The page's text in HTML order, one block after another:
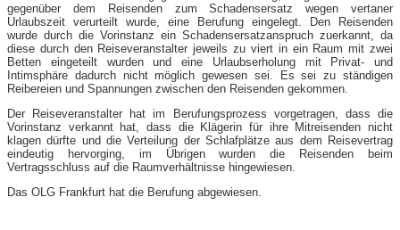
gegenüber dem Reisenden zum Schadensersatz wegen vertaner
Urlaubszeit verurteilt wurde, eine Berufung eingelegt. Den Reisenden
wurde durch die Vorinstanz ein Schadensersatzanspruch zuerkannt, da
diese durch den Reiseveranstalter jeweils zu viert in ein Raum mit zwei
Betten eingeteilt wurden und eine Urlaubserholung mit Privat- und
Intimsphäre dadurch nicht möglich gewesen sei. Es sei zu ständigen
Reibereien und Spannungen zwischen den Reisenden gekommen.
Der Reiseveranstalter hat im Berufungsprozess vorgetragen, dass die
Vorinstanz verkannt hat, dass die Klägerin für ihre Mitreisenden nicht
klagen dürfte und die Verteilung der Schlafplätze aus dem Reisevertrag
eindeutig hervorging, im Übrigen wurden die Reisenden beim
Vertragsschluss auf die Raumverhältnisse hingewiesen.
Das OLG Frankfurt hat die Berufung abgewiesen.